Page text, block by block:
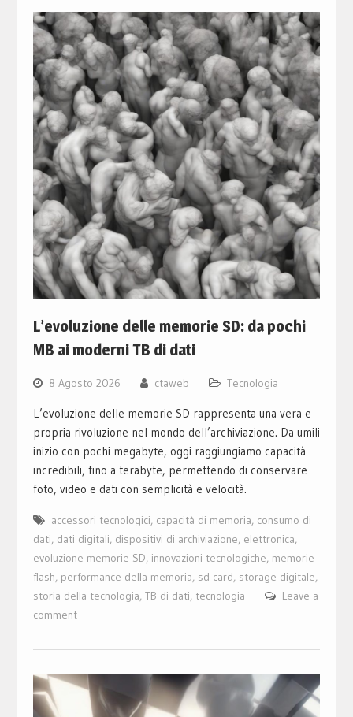
L’evoluzione delle memorie SD: da pochi
MB ai moderni TB di dati
8 Agosto 2026 ctaweb Tecnologia
L’evoluzione delle memorie SD rappresenta una vera e
propria rivoluzione nel mondo dell’archiviazione. Da umili
inizio con pochi megabyte, oggi raggiungiamo capacità
incredibili, fino a terabyte, permettendo di conservare
foto, video e dati con semplicità e velocità.
accessori tecnologici, capacità di memoria, consumo di
dati, dati digitali, dispositivi di archiviazione, elettronica,
evoluzione memorie SD, innovazioni tecnologiche, memorie
flash, performance della memoria, sd card, storage digitale,
storia della tecnologia, TB di dati, tecnologia
Leave a
comment